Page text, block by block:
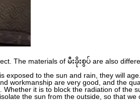
The materials of မီးခိုးစွပ် are also
to the sun and rain, they will
workmanship are very good, and the
it is to block the radiation of the
the sun from the outside, so that